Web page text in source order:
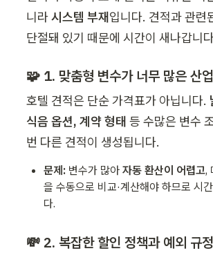
니라 시스템 부재입니다. 견적과 관련
단절돼 있기 때문에 시간이 새나갑니
🧩 1. 맞춤형 변수가 너무 많은 산
호텔 견적은 단순 가격표가 아닙니다.
식음 옵션, 계약 형태 등 수많은 변수
번 다른 견적이 생성됩니다.
문제: 변수가 많아 자동 환산이 어렵고,
을 수동으로 비교·계산해야 하므로 시
다.
💸 2. 복잡한 할인 정책과 예외 규